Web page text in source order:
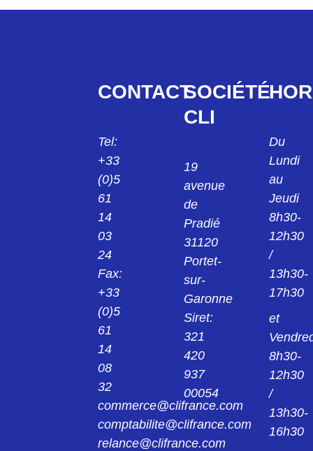
CONTACT
Tel:
+33
(0)5
61
14
03
24
Fax:
+33
(0)5
61
14
08
32
commerce@clifrance.com
comptabilite@clifrance.com
relance@clifrance.com
SOCIÉTÉ
CLI
19
avenue
de
Pradié
31120
Portet-
sur-
Garonne
Siret:
321
420
937
00054
Du
Lundi
au
Jeudi
8h30-
12h30
/
13h30-
17h30
et
8h30-
12h30
/
13h30-
16h30